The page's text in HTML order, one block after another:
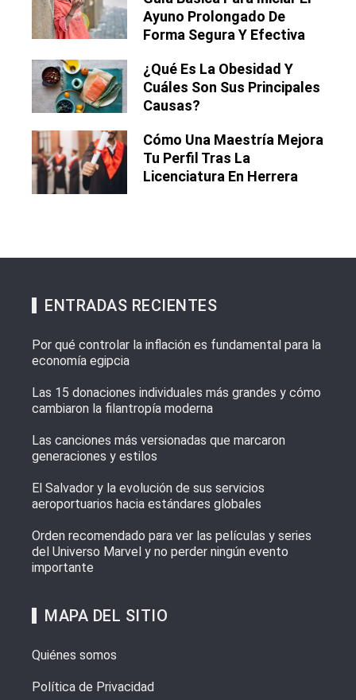
Ayuno Prolongado De
Forma Segura Y Efectiva
¿Qué Es La Obesidad Y
Cuáles Son Sus Principales
Causas?
Cómo Una Maestría Mejora
Tu Perfil Tras La
Licenciatura En Herrera
ENTRADAS RECIENTES
Por qué controlar la inflación es fundamental para la
economía egipcia
Las 15 donaciones individuales más grandes y cómo
cambiaron la filantropía moderna
Las canciones más versionadas que marcaron
generaciones y estilos
El Salvador y la evolución de sus servicios
aeroportuarios hacia estándares globales
Orden recomendado para ver las películas y series
del Universo Marvel y no perder ningún evento
importante
MAPA DEL SITIO
Quiénes somos
Política de Privacidad